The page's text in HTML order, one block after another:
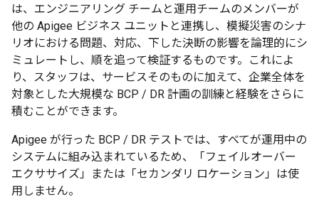
は、エンジニアリング チームと運用チームのメンバーが
他の Apigee ビジネス ユニットと連携し、模擬災害のシナ
リオにおける問題、対応、下した決断の影響を論理的にシ
ミュレートし、順を追って検証するものです。これによ
り、スタッフは、サービスそのものに加えて、企業全体を
対象とした大規模な BCP / DR 計画の訓練と経験をさらに
積むことができます。
Apigee が行った BCP / DR テストでは、すべてが運用中の
システムに組み込まれているため、「フェイルオーバー
エクササイズ」または「セカンダリ ロケーション」は使
用しません。